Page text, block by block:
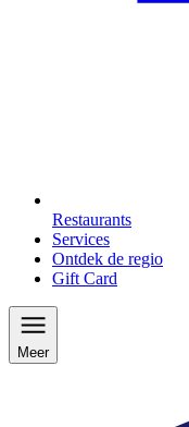
Restaurants
Services
Ontdek de regio
Gift Card
Meer